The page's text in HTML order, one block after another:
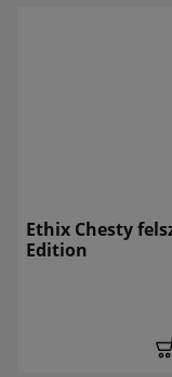
Ethix Chesty
Edition